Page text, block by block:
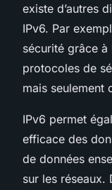
existe d’autres
IPv6. Par
sécurité grâce à
protocoles de
mais seulement
IPv6 permet
efficace des
de données
sur les réseaux.